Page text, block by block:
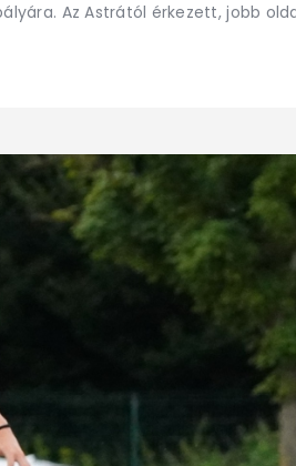
Az Astrától érkezett, jobb